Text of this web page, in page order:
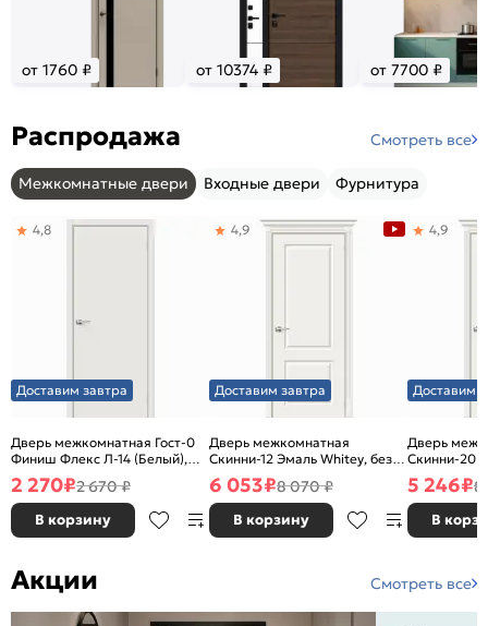
от 1760 ₽ от 10374 ₽ от 7700 ₽
Распродажа Смотреть все
Межкомнатные двери Входные двери Фурнитура
Доставим завтра
Дверь межкомнатная Гост-0
Финиш Флекс Л-14 (Белый),
глухая, каркасно-щитовая
4,8
2 270₽2 670 ₽
В корзину
Доставим завтра
Дверь межкомнатная
Скинни-12 Эмаль Whitey, без
декора, глухая, без стекла,
без кромки, скиновая
4,9
6 053₽8 070 ₽
В корзину
Доставим
Дверь
Скинни-20
декора,
без кромки,
4,9
5 246₽8
В
Акции Смотреть все